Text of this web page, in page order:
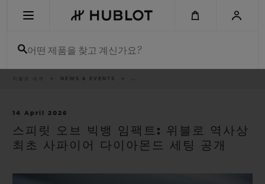
어떤 제품을 찾고 계신가요?
NEWS & EVENTS ..
14 April 2026
스피릿 오브 빅뱅 임팩트: 위블로 역사상
최초 사파이어 다이아몬드 세팅 공개
신제품